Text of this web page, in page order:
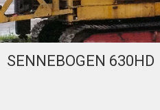
SENNEBOGEN 630HD